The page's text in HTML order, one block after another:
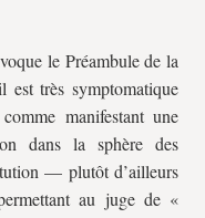
le Préambule de la
est très symptomatique
manifestant une
dans la sphère des
— plutôt d’ailleurs
au juge de «